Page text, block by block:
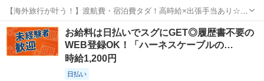
【海外旅行が叶う！】渡航費・宿泊費タダ！高時給×出張手当あり☆未
経験OK！ 半導体装置の組立&設置/無期雇用派遣 スマホやPCなど、今
や当たり前に使われる電子機器の必需品！「半導体」を製造するため
の装置に使われる部品づくり...
山梨 韮崎市 韮崎駅 その他
お給料は日払いでスグにGET◎履歴書不要の
WEB登録OK！「ハーネスケーブルの…
時給1,200円
日払い